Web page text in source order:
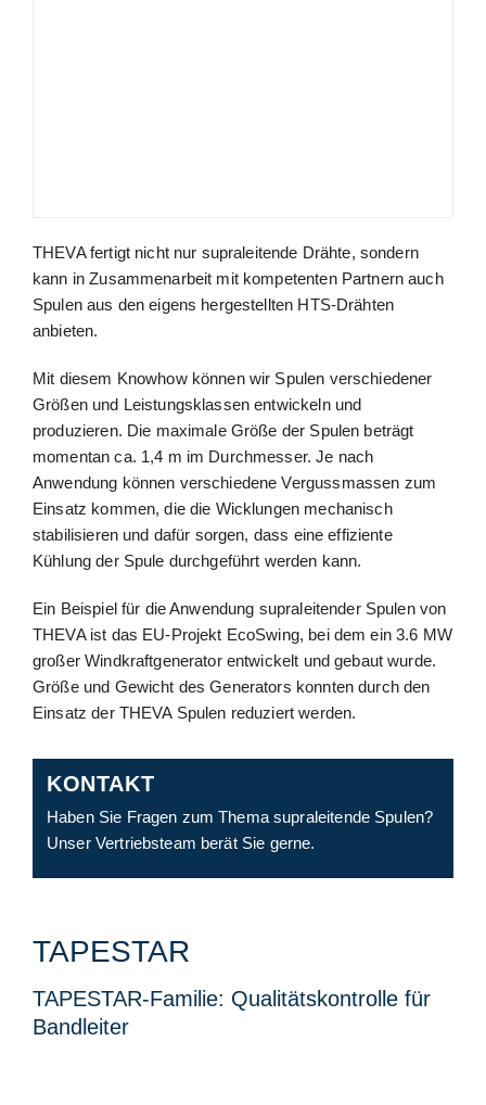
THEVA fertigt nicht nur supraleitende Drähte, sondern
kann in Zusammenarbeit mit kompetenten Partnern auch
Spulen aus den eigens hergestellten HTS-Drähten
anbieten.
Mit diesem Knowhow können wir Spulen verschiedener
Größen und Leistungsklassen entwickeln und
produzieren. Die maximale Größe der Spulen beträgt
momentan ca. 1,4 m im Durchmesser. Je nach
Anwendung können verschiedene Vergussmassen zum
Einsatz kommen, die die Wicklungen mechanisch
stabilisieren und dafür sorgen, dass eine effiziente
Kühlung der Spule durchgeführt werden kann.
Ein Beispiel für die Anwendung supraleitender Spulen von
THEVA ist das EU-Projekt EcoSwing, bei dem ein 3.6 MW
großer Windkraftgenerator entwickelt und gebaut wurde.
Größe und Gewicht des Generators konnten durch den
Einsatz der THEVA Spulen reduziert werden.
KONTAKT
Haben Sie Fragen zum Thema supraleitende Spulen?
Unser Vertriebsteam berät Sie gerne.
TAPESTAR
TAPESTAR-Familie: Qualitätskontrolle für
Bandleiter